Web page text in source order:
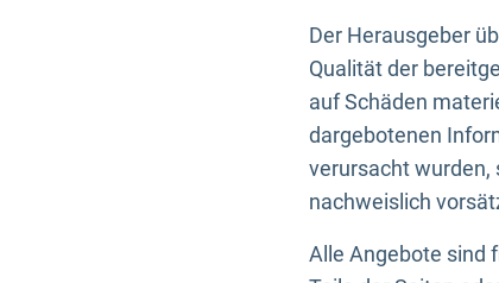
Der Herausgeber
Qualität der
auf Schäden
dargebotenen
verursacht wurden,
nachweislich
Alle Angebote sind